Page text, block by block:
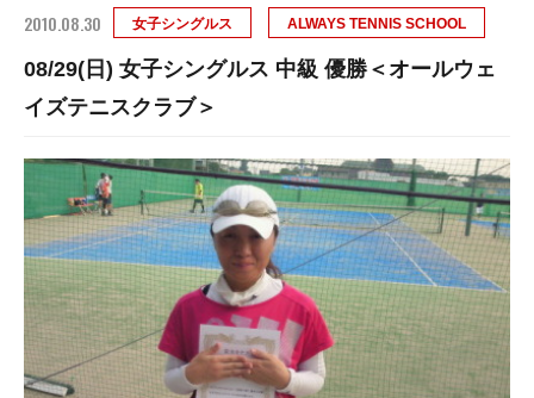
2010.08.30 女子シングルス ALWAYS TENNIS SCHOOL
08/29(日) 女子シングルス 中級 優勝＜オールウェ
イズテニスクラブ＞